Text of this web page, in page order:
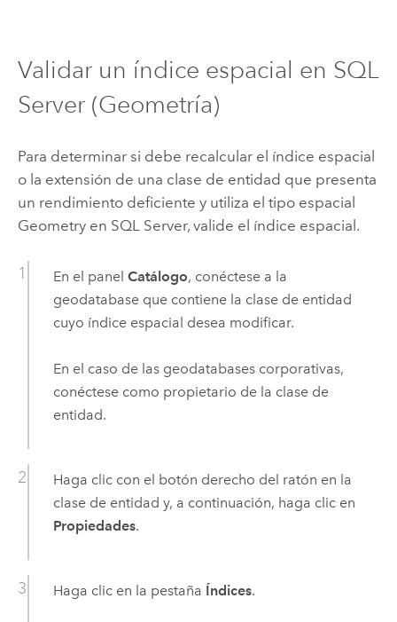
Validar un índice espacial en SQL
Server(Geometría)
Para determinar si debe recalcular el índice espacial
o la extensión de una clase de entidad que presenta
un rendimiento deficiente y utiliza el tipo espacial
Geometry en SQL Server, valide el índice espacial.
En el panel Catálogo, conéctese a la
geodatabase que contiene la clase de entidad
cuyo índice espacial desea modificar.
En el caso de las geodatabases corporativas,
conéctese como propietario de la clase de
entidad.
Haga clic con el botón derecho del ratón en la
clase de entidad y, a continuación, haga clic en
Propiedades.
Haga clic en la pestaña Índices.